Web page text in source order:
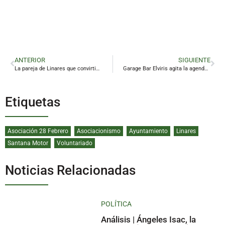
ANTERIOR
La pareja de Linares que convirtió la paternidad en un negocio en expansión
SIGUIENTE
Garage Bar Elviris agita la agenda musical de Linares con una doble propuesta de altura para despedir mayo
Etiquetas
Asociación 28 Febrero Asociacionismo Ayuntamiento
Linares
Santana Motor
Voluntariado
Noticias Relacionadas
POLÍTICA
Análisis | Ángeles Isac, la